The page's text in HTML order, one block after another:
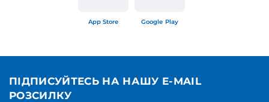
App Store Google Play
ПІДПИСУЙТЕСЬ НА НАШУ E-MAIL
РОЗСИЛКУ